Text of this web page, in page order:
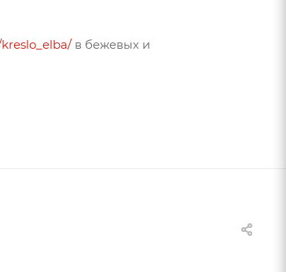
в бежевых и